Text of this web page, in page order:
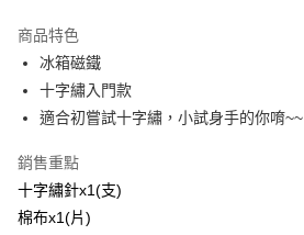
街口支付
悠遊付
運送方式
全家取貨付款
每筆NT$60，滿NT$1,500(含以上)免運費
商品特色
冰箱磁鐵
十字繡入門款
適合初嘗試十字繡，小試身手的你唷~~
銷售重點
十字繡針x1(支)
棉布x1(片)